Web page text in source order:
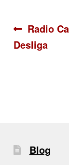
de
Anterior:
Radio
Desliga
Blog